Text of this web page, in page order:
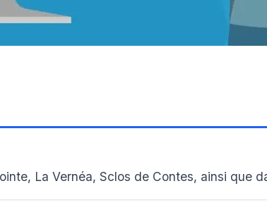
La Vernéa, Sclos de Contes, ainsi que